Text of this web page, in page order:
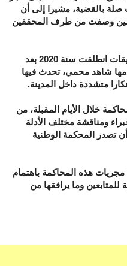
بالقضية، مشيرا إلى أن
وصفت من طرف المحققين
كما أوضح المسؤول الأمني أن التحقيقات انطلقت سنة 2020 بعد
شاهد محمي، تحدث فيها
متشددة داخل المدينة.
خلال الأيام المقبلة، من
ومناقشة مختلف الأدلة
تصدر المحكمة الوطنية
مجريات هذه المحاكمة باهتمام
للمتابعين وما يرافقها من